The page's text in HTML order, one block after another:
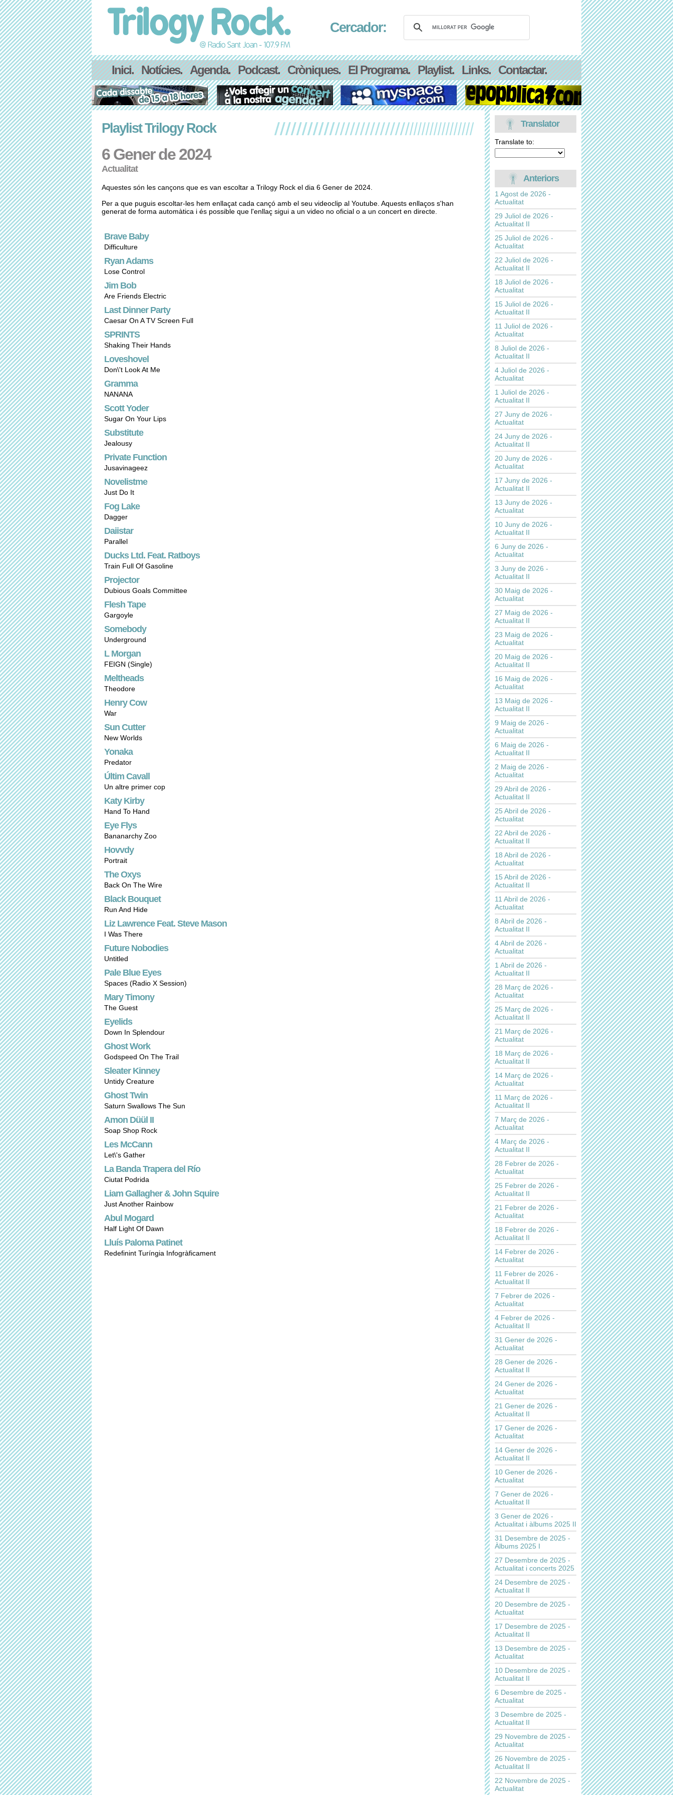
Cercador:
Inici. Notícies. Agenda. Podcast. Cròniques. El Programa. Playlist. Links. Contactar.
Playlist Trilogy Rock
6 Gener de 2024
Actualitat
Aquestes són les cançons que es van escoltar a Trilogy Rock el dia 6 Gener de 2024.
Per a que puguis escoltar-les hem enllaçat cada cançó amb el seu videoclip al Youtube. Aquests enllaços s'han
generat de forma automàtica i és possible que l'enllaç sigui a un video no oficial o a un concert en directe.
Brave Baby
Difficulture
Ryan Adams
Lose Control
Jim Bob
Are Friends Electric
Last Dinner Party
Caesar On A TV Screen Full
SPRINTS
Shaking Their Hands
Loveshovel
Don\'t Look At Me
Gramma
NANANA
Scott Yoder
Sugar On Your Lips
Substitute
Jealousy
Private Function
Jusavinageez
Novelistme
Just Do It
Fog Lake
Dagger
Daiistar
Parallel
Ducks Ltd. Feat. Ratboys
Train Full Of Gasoline
Projector
Dubious Goals Committee
Flesh Tape
Gargoyle
Somebody
Underground
L Morgan
FEIGN (Single)
Meltheads
Theodore
Henry Cow
War
Sun Cutter
New Worlds
Yonaka
Predator
Últim Cavall
Un altre primer cop
Katy Kirby
Hand To Hand
Eye Flys
Bananarchy Zoo
Hovvdy
Portrait
The Oxys
Back On The Wire
Black Bouquet
Run And Hide
Liz Lawrence Feat. Steve Mason
I Was There
Future Nobodies
Untitled
Pale Blue Eyes
Spaces (Radio X Session)
Mary Timony
The Guest
Eyelids
Down In Splendour
Ghost Work
Godspeed On The Trail
Sleater Kinney
Untidy Creature
Ghost Twin
Saturn Swallows The Sun
Amon Düül II
Soap Shop Rock
Les McCann
Let\'s Gather
La Banda Trapera del Río
Ciutat Podrida
Liam Gallagher & John Squire
Just Another Rainbow
Abul Mogard
Half Light Of Dawn
Lluís Paloma Patinet
Redefinint Turíngia Infogràficament
Translator
Translate to:
Anteriors
1 Agost de 2026 -
Actualitat
29 Juliol de 2026 -
Actualitat II
25 Juliol de 2026 -
Actualitat
22 Juliol de 2026 -
Actualitat II
18 Juliol de 2026 -
Actualitat
15 Juliol de 2026 -
Actualitat II
11 Juliol de 2026 -
Actualitat
8 Juliol de 2026 -
Actualitat II
4 Juliol de 2026 -
Actualitat
1 Juliol de 2026 -
Actualitat II
27 Juny de 2026 -
Actualitat
24 Juny de 2026 -
Actualitat II
20 Juny de 2026 -
Actualitat
17 Juny de 2026 -
Actualitat II
13 Juny de 2026 -
Actualitat
10 Juny de 2026 -
Actualitat II
6 Juny de 2026 -
Actualitat
3 Juny de 2026 -
Actualitat II
30 Maig de 2026 -
Actualitat
27 Maig de 2026 -
Actualitat II
23 Maig de 2026 -
Actualitat
20 Maig de 2026 -
Actualitat II
16 Maig de 2026 -
Actualitat
13 Maig de 2026 -
Actualitat II
9 Maig de 2026 -
Actualitat
6 Maig de 2026 -
Actualitat II
2 Maig de 2026 -
Actualitat
29 Abril de 2026 -
Actualitat II
25 Abril de 2026 -
Actualitat
22 Abril de 2026 -
Actualitat II
18 Abril de 2026 -
Actualitat
15 Abril de 2026 -
Actualitat II
11 Abril de 2026 -
Actualitat
8 Abril de 2026 -
Actualitat II
4 Abril de 2026 -
Actualitat
1 Abril de 2026 -
Actualitat II
28 Març de 2026 -
Actualitat
25 Març de 2026 -
Actualitat II
21 Març de 2026 -
Actualitat
18 Març de 2026 -
Actualitat II
14 Març de 2026 -
Actualitat
11 Març de 2026 -
Actualitat II
7 Març de 2026 -
Actualitat
4 Març de 2026 -
Actualitat II
28 Febrer de 2026 -
Actualitat
25 Febrer de 2026 -
Actualitat II
21 Febrer de 2026 -
Actualitat
18 Febrer de 2026 -
Actualitat II
14 Febrer de 2026 -
Actualitat
11 Febrer de 2026 -
Actualitat II
7 Febrer de 2026 -
Actualitat
4 Febrer de 2026 -
Actualitat II
31 Gener de 2026 -
Actualitat
28 Gener de 2026 -
Actualitat II
24 Gener de 2026 -
Actualitat
21 Gener de 2026 -
Actualitat II
17 Gener de 2026 -
Actualitat
14 Gener de 2026 -
Actualitat II
10 Gener de 2026 -
Actualitat
7 Gener de 2026 -
Actualitat II
3 Gener de 2026 -
Actualitat i àlbums 2025 II
31 Desembre de 2025 -
Àlbums 2025 I
27 Desembre de 2025 -
Actualitat i concerts 2025
24 Desembre de 2025 -
Actualitat II
20 Desembre de 2025 -
Actualitat
17 Desembre de 2025 -
Actualitat II
13 Desembre de 2025 -
Actualitat
10 Desembre de 2025 -
Actualitat II
6 Desembre de 2025 -
Actualitat
3 Desembre de 2025 -
Actualitat II
29 Novembre de 2025 -
Actualitat
26 Novembre de 2025 -
Actualitat II
22 Novembre de 2025 -
Actualitat